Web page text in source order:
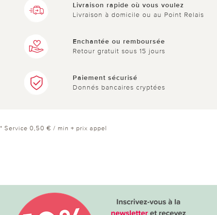
Livraison rapide où vous voulez
Livraison à domicile ou au Point Relais
Enchantée ou remboursée
Retour gratuit sous 15 jours
Paiement sécurisé
Donnés bancaires cryptées
* Service 0,50 € / min + prix appel